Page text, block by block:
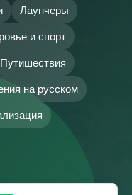
Лаунчеры
и спорт
Путишествия
на русском